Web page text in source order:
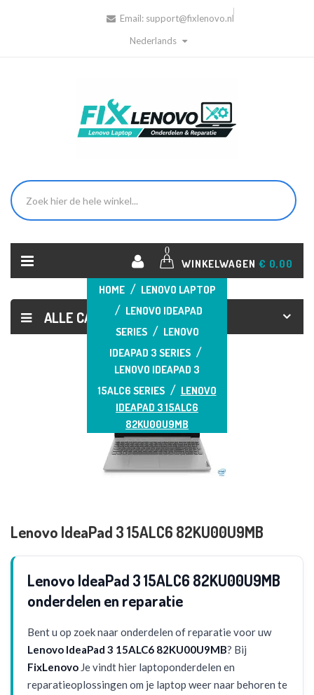
Email: support@fixlenovo.nl
Nederlands
0
WINKELWAGEN € 0,00
ALLE CATEGORIEËN
HOME
LENOVO LAPTOP
LENOVO IDEAPAD
SERIES
LENOVO
IDEAPAD 3 SERIES
LENOVO IDEAPAD 3
15ALC6 SERIES
LENOVO
IDEAPAD 3 15ALC6
82KU00U9MB
Lenovo IdeaPad 3 15ALC6 82KU00U9MB
Lenovo IdeaPad 3 15ALC6 82KU00U9MB
onderdelen en reparatie
Bent u op zoek naar onderdelen of reparatie voor uw
Lenovo IdeaPad 3 15ALC6 82KU00U9MB? Bij
FixLenovo Je vindt hier laptoponderdelen en
reparatieoplossingen om je laptop weer naar behoren te